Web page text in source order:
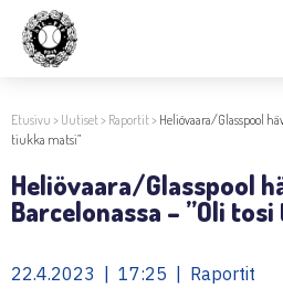
Etusivu > Uutiset> Raportit> Heliövaara/Glasspool
tiukka matsi”
Heliövaara/Glasspool
Barcelonassa – ”Oli
22.4.2023 | 17:25 | Raportit